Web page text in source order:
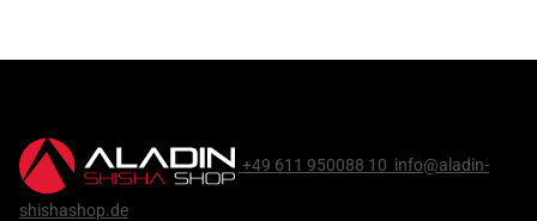
+49 611 950088 10 info@aladin-
shishashop.de